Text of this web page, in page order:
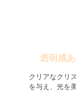
透明感
クリアなクリ
を与え、光を